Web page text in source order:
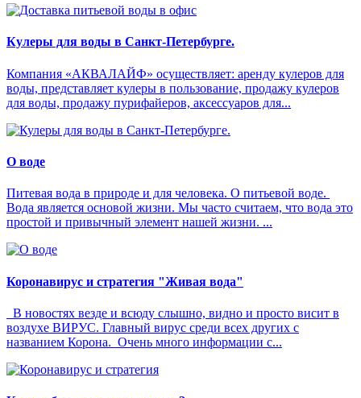
Кулеры для воды в Санкт-Петербурге.
Компания «АКВАЛАЙФ» осуществляет: аренду кулеров для
воды, представляет кулеры в пользование, продажу кулеров
для воды, продажу пурифайеров, аксессуаров для...
О воде
Питевая вода в природе и для человека. О питьевой воде.
Вода является основой жизни. Мы часто считаем, что вода это
простой и привычный элемент нашей жизни. ...
Коронавирус и стратегия "Живая вода"
В новостях везде и всюду слышно, видно и просто висит в
воздухе ВИРУС. Главный вирус среди всех других с
названием Корона. Очень много информации с...